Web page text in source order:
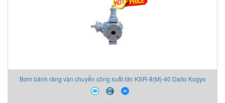
Bơm bánh răng vận chuyển công suất lớn KSR-8(M)-40 Daito Kogyo